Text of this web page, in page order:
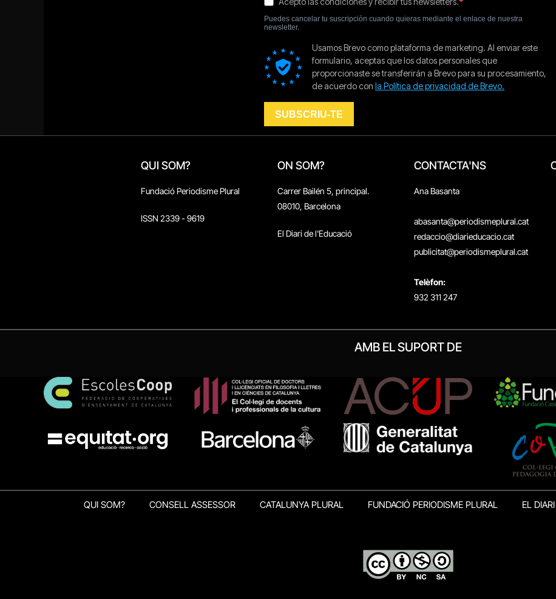
QUI SOM?
Fundació Periodisme Plural
ISSN 2339 - 9619
ON SOM?
Carrer Bailén 5, principal.
08010, Barcelona
El Diari de l'Educació
CONTACTA'NS
Ana Basanta
abasanta@periodismeplural.cat
redaccio@diarieducacio.cat
publicitat@periodismeplural.cat
Telèfon:
932 311 247
AMB EL SUPORT DE
QUI SOM? CONSELL ASSESSOR CATALUNYA PLURAL FUNDACIÓ PERIODISME PLURAL EL